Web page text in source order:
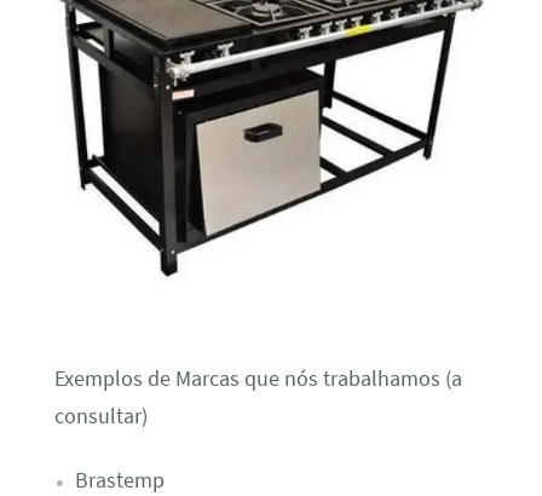
Exemplos de Marcas que nós trabalhamos (a
consultar)
Brastemp